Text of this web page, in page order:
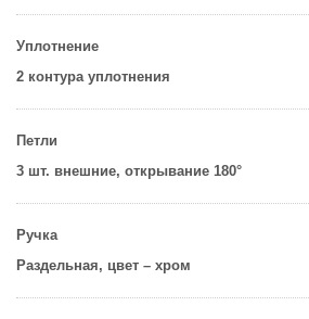
Уплотнение
2 контура уплотнения
Петли
3 шт. внешние, открывание 180°
Ручка
Раздельная, цвет – хром